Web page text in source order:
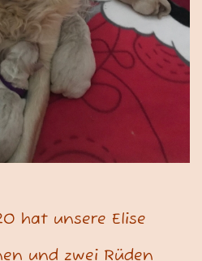
hat unsere Elise
und zwei Rüden